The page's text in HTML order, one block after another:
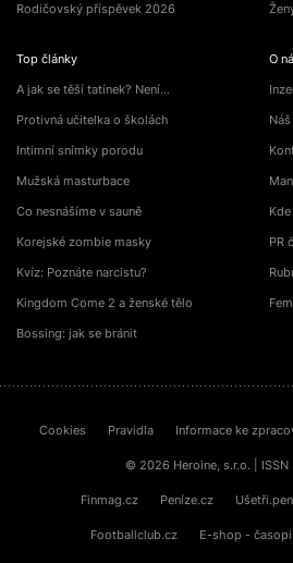
Rodičovský příspěvek 2026
Top články
A jak se těší tatínek? Není…
Protivná učitelka o školách
Intimní snímky porodu
Mužská masturbace
Co nesnášíme v sauně
Korejské zombie masky
Kvíz: Poznáte narcistu?
Kingdom Come 2 a ženské tělo
Bossing: jak se bránit
O
PR
Cookies Pravidla Informace ke
© 2026 Heroine, s.r.o. |
Finmag.cz Peníze.cz
Footballclub.cz E-shop -